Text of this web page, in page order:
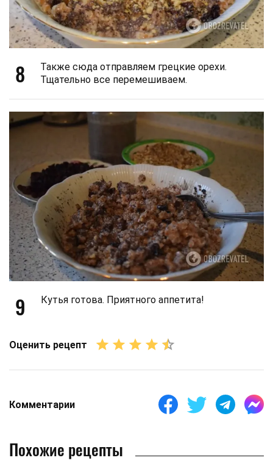
8
Также сюда отправляем грецкие орехи.
Тщательно все перемешиваем.
9 Кутья готова. Приятного аппетита!
Оценить рецепт
Комментарии
Похожие рецепты